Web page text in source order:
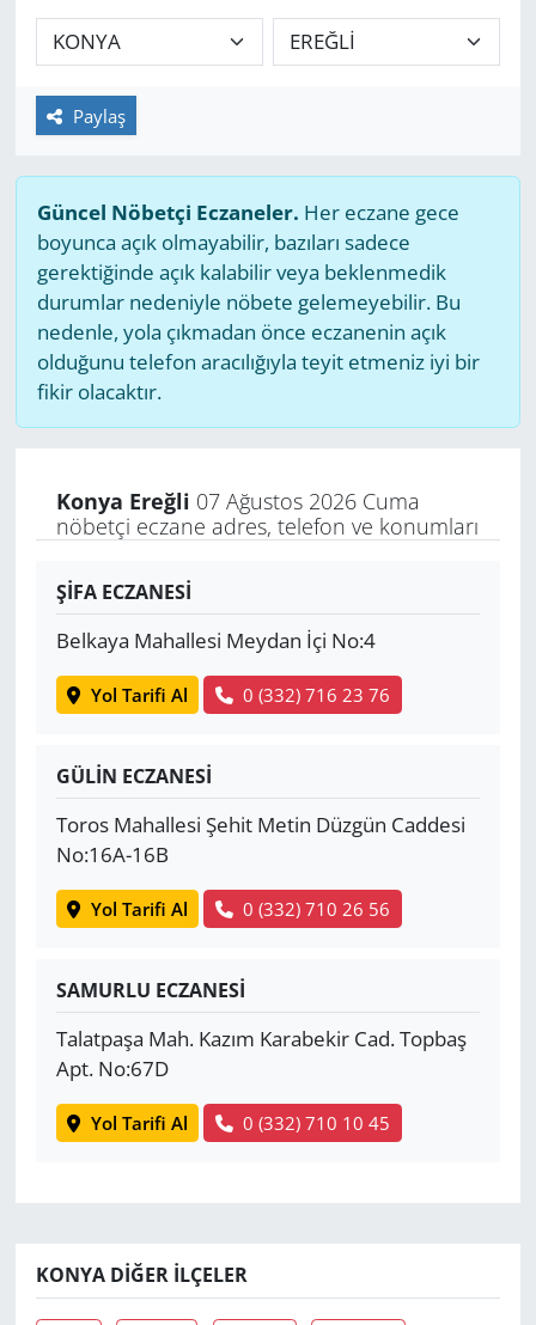
Paylaş
Güncel Nöbetçi Eczaneler. Her eczane gece
boyunca açık olmayabilir, bazıları sadece
gerektiğinde açık kalabilir veya beklenmedik
durumlar nedeniyle nöbete gelemeyebilir. Bu
nedenle, yola çıkmadan önce eczanenin açık
olduğunu telefon aracılığıyla teyit etmeniz iyi bir
fikir olacaktır.
Konya Ereğli 07 Ağustos 2026 Cuma
nöbetçi eczane adres, telefon ve konumları
ŞİFA ECZANESİ
Belkaya Mahallesi Meydan İçi No:4
Yol Tarifi Al 0 (332) 716 23 76
GÜLİN ECZANESİ
Toros Mahallesi Şehit Metin Düzgün Caddesi
No:16A-16B
Yol Tarifi Al 0 (332) 710 26 56
SAMURLU ECZANESİ
Talatpaşa Mah. Kazım Karabekir Cad. Topbaş
Apt. No:67D
Yol Tarifi Al 0 (332) 710 10 45
KONYA DIĞER İLÇELER
GÜNDEM
HABERDE İNSAN
MAGAZİN
POLİTİKA
RESMİ İLANLAR
SAĞLIK
SPOR
Yerel